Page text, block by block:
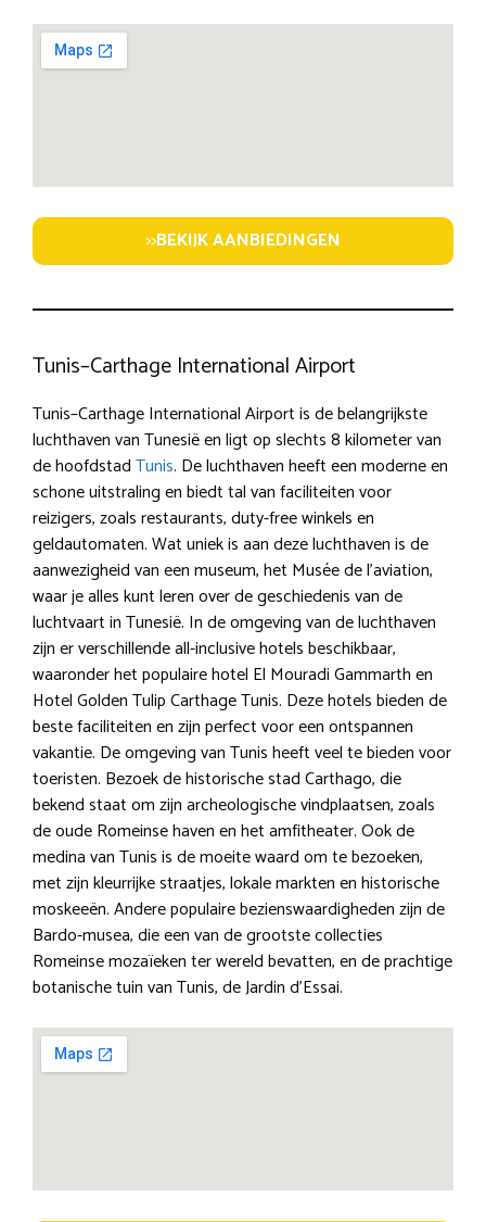
>>BEKIJK AANBIEDINGEN
Tunis–Carthage International Airport
Tunis–Carthage International Airport is de belangrijkste
luchthaven van Tunesië en ligt op slechts 8 kilometer van
de hoofdstadTunis. De luchthaven heeft een moderne en
schone uitstraling en biedt tal van faciliteiten voor
reizigers, zoals restaurants, duty-free winkels en
geldautomaten. Wat uniek is aan deze luchthaven is de
aanwezigheid van een museum, het Musée de l’aviation,
waar je alles kunt leren over de geschiedenis van de
luchtvaart in Tunesië. In de omgeving van de luchthaven
zijn er verschillende all-inclusive hotels beschikbaar,
waaronder het populaire hotel El Mouradi Gammarth en
Hotel Golden Tulip Carthage Tunis. Deze hotels bieden de
beste faciliteiten en zijn perfect voor een ontspannen
vakantie. De omgeving van Tunis heeft veel te bieden voor
toeristen. Bezoek de historische stad Carthago, die
bekend staat om zijn archeologische vindplaatsen, zoals
de oude Romeinse haven en het amfitheater. Ook de
medina van Tunis is de moeite waard om te bezoeken,
met zijn kleurrijke straatjes, lokale markten en historische
moskeeën. Andere populaire bezienswaardigheden zijn de
Bardo-musea, die een van de grootste collecties
Romeinse mozaïeken ter wereld bevatten, en de prachtige
botanische tuin van Tunis, de Jardin d’Essai.